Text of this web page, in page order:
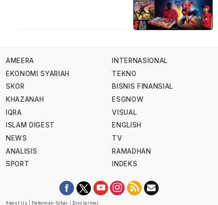
AMEERA
EKONOMI SYARIAH
SKOR
KHAZANAH
IQRA
ISLAM DIGEST
NEWS
ANALISIS
SPORT
INTERNASIONAL
TEKNO
BISNIS FINANSIAL
ESGNOW
VISUAL
ENGLISH
TV
RAMADHAN
INDEKS
About Us Pedoman Siber Disclaimer